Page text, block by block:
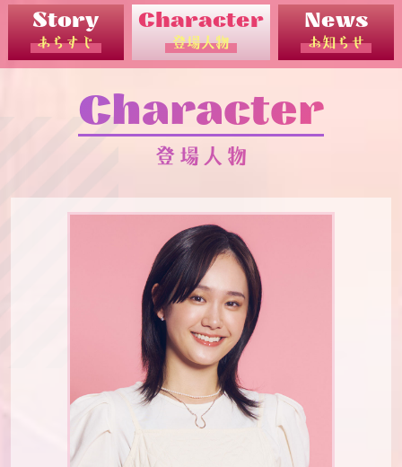
あらすじ 登場人物 お知らせ
登場人物